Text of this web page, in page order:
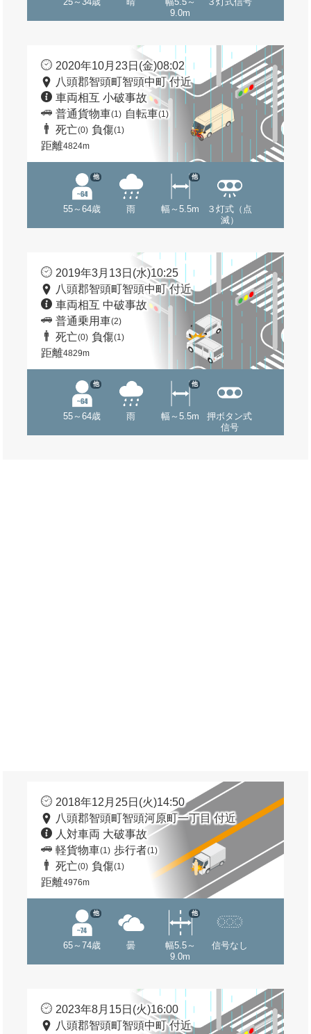
9.0m
2020年10月23日(金)08:02
八頭郡智頭町智頭中町 付近
車両相互 小破事故
普通貨物車(1) 自転車(1)
死亡(0) 負傷(1)
距離4824m
55～64歳
他
雨 幅～5.5m
他
３灯式（点
滅）
2019年3月13日(水)10:25
八頭郡智頭町智頭中町 付近
車両相互 中破事故
普通乗用車(2)
死亡(0) 負傷(1)
距離4829m
55～64歳
他
雨 幅～5.5m
他
押ボタン式
信号
2018年12月25日(火)14:50
八頭郡智頭町智頭河原町一丁目 付近
人対車両 大破事故
軽貨物車(1) 歩行者(1)
死亡(0) 負傷(1)
距離4976m
65～74歳
他
曇
幅5.5～
9.0m
他
信号なし
2023年8月15日(火)16:00
八頭郡智頭町智頭中町 付近